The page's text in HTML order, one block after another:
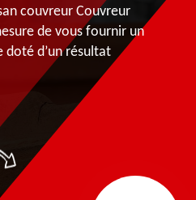
couvreur Couvreur
de vous fournir un
d’un résultat